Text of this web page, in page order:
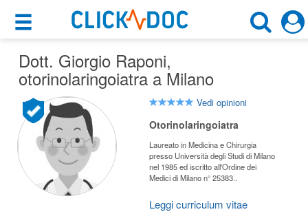
×
Motore di ricerca
×
Cerca uno specialista
Otorinolaringoiatra
Milano (MI)
Cosa possiamo offrirti
Per i pazienti
Prenota una visita
Ricerca specialisti
Consulti online
Dott. Giorgio Raponi,
otorinolaringoiatra a Milano
Vedi opinioni
Otorinolaringoiatra
Laureato in Medicina e Chirurgia
presso Università degli Studi di Milano
nel 1985 ed iscritto all'Ordine dei
Medici di Milano n° 25383..
Leggi curriculum vitae